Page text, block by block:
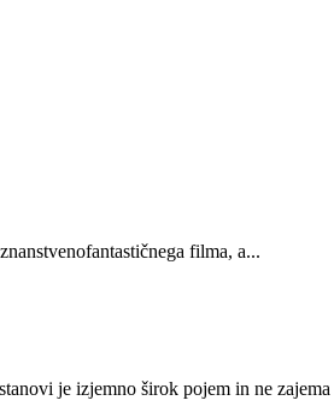
filma, a...
je izjemno širok pojem in ne zajema